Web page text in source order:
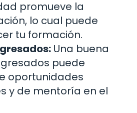
promueve la
lo cual puede
tu formación.
Una buena
puede
oportunidades
y de mentoría en el